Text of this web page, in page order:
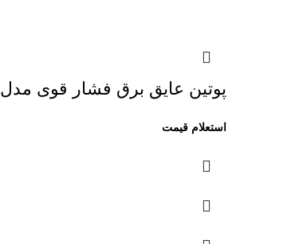
پوتین عایق برق فشار قوی مدل Kelvin